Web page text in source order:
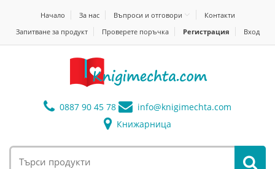
Начало За нас Въпроси и отговори
Контакти
Запитване за продукт
Проверете поръчка Регистрация Вход
0887 90 45 78 info@knigimechta.com
Книжарница